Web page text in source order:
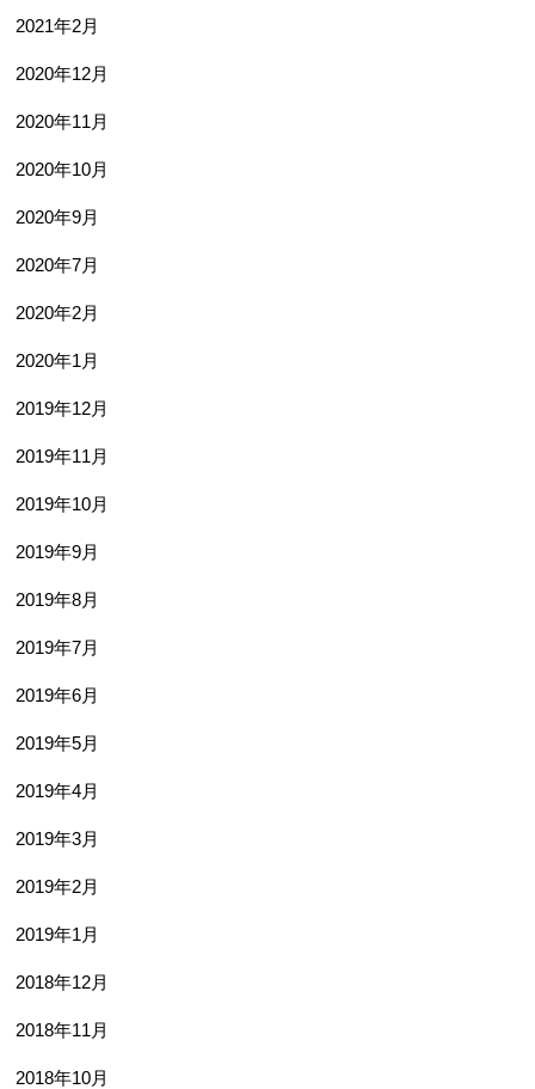
2021年2月
2020年12月
2020年11月
2020年10月
2020年9月
2020年7月
2020年2月
2020年1月
2019年12月
2019年11月
2019年10月
2019年9月
2019年8月
2019年7月
2019年6月
2019年5月
2019年4月
2019年3月
2019年2月
2019年1月
2018年12月
2018年11月
2018年10月